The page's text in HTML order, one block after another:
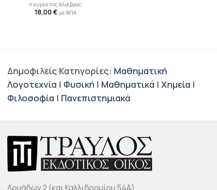
η κυρία της άλγεβρας
18,00 € με ΦΠΑ
Δημοφιλείς Κατηγορίες: Μαθηματική
Λογοτεχνία | Φυσική | Μαθηματικά | Χημεία |
Φιλοσοφία | Πανεπιστημιακά
Δρυάδων 2 (και Καλλιδρομίου 54Α)